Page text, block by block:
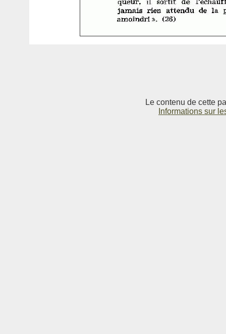
Le contenu de cette
Informations sur